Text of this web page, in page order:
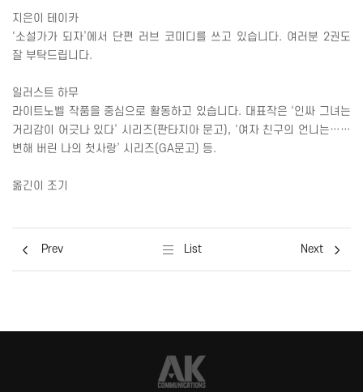
지은이 테이카
‘소설가가 되자’에서 단편 러브 코미디를 쓰고 있습니다. 여러분 2권도
잘 부탁드립니다.
일러스트 하무
라이트노벨 작품을 중심으로 활동하고 있습니다. 대표작은 ‘인싸 그녀는
거리감이 어긋나 있다’ 시리즈( 판타지아 문고 ), ‘여자 친구의 언니는……
변해 버린 나의 첫사랑’ 시리즈(GA문고 ) 등.
옮긴이 조기
Prev List Next